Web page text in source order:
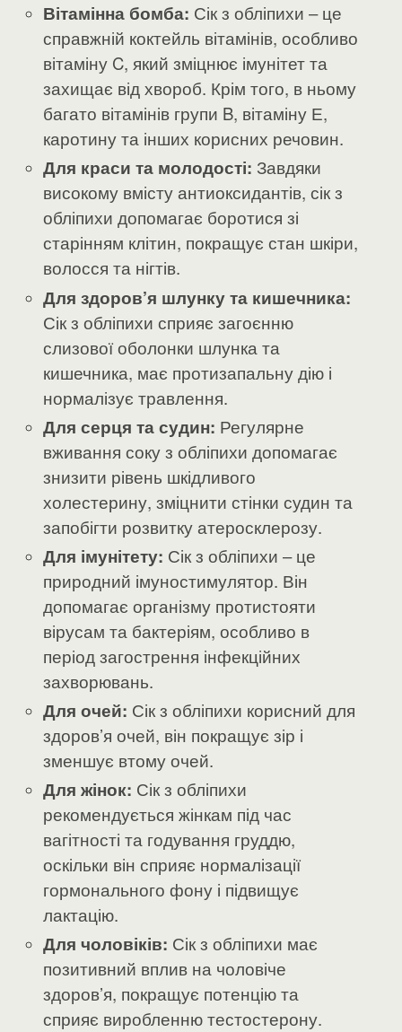
Вітамінна бомба: Сік з обліпихи – це
справжній коктейль вітамінів, особливо
вітаміну C, який зміцнює імунітет та
захищає від хвороб. Крім того, в ньому
багато вітамінів групи B, вітаміну Е,
каротину та інших корисних речовин.
Для краси та молодості: Завдяки
високому вмісту антиоксидантів, сік з
обліпихи допомагає боротися зі
старінням клітин, покращує стан шкіри,
волосся та нігтів.
Для здоров’я шлунку та кишечника:
Сік з обліпихи сприяє загоєнню
слизової оболонки шлунка та
кишечника, має протизапальну дію і
нормалізує травлення.
Для серця та судин: Регулярне
вживання соку з обліпихи допомагає
знизити рівень шкідливого
холестерину, зміцнити стінки судин та
запобігти розвитку атеросклерозу.
Для імунітету: Сік з обліпихи – це
природний імуностимулятор. Він
допомагає організму протистояти
вірусам та бактеріям, особливо в
період загострення інфекційних
захворювань.
Для очей: Сік з обліпихи корисний для
здоров’я очей, він покращує зір і
зменшує втому очей.
Для жінок: Сік з обліпихи
рекомендується жінкам під час
вагітності та годування груддю,
оскільки він сприяє нормалізації
гормонального фону і підвищує
лактацію.
Для чоловіків: Сік з обліпихи має
позитивний вплив на чоловіче
здоров’я, покращує потенцію та
сприяє виробленню тестостерону.